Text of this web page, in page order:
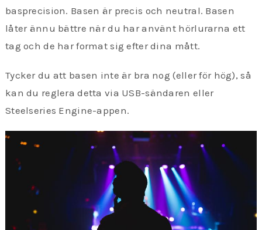
basprecision. Basen är precis och neutral. Basen
låter ännu bättre när du har använt hörlurarna ett
tag och de har format sig efter dina mått.
Tycker du att basen inte är bra nog (eller för hög), så
kan du reglera detta via USB-sändaren eller
Steelseries Engine-appen.